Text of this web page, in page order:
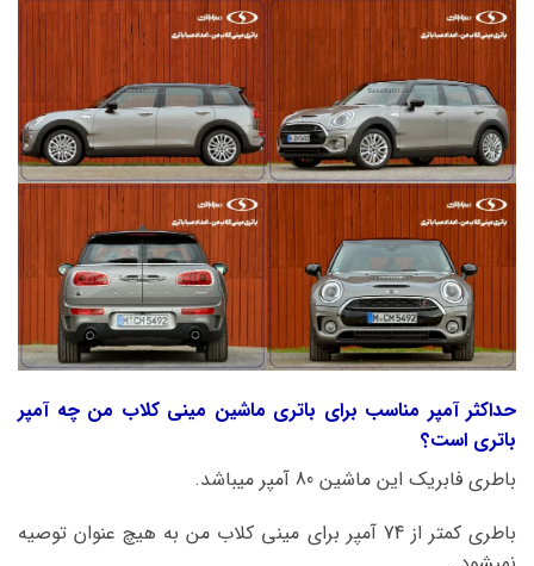
حداکثر آمپر مناسب برای باتری ماشین مینی کلاب من چه آمپر
باتری است؟
باطری فابریک این ماشین 80 آمپر میباشد.
باطری کمتر از 74 آمپر برای مینی کلاب من به هیچ عنوان توصیه